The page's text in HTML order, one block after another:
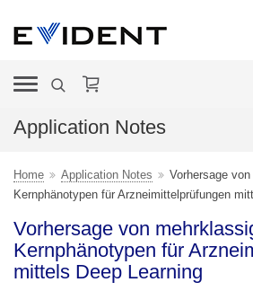
Application Notes
Home Application Notes
Vorhersage
Kernphänotypen für Arzneimittelprüfungen
Vorhersage von
Kernphänotypen für
mittels Deep Learning